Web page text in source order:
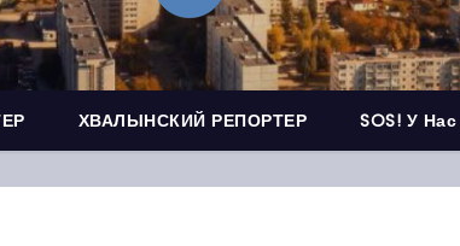
ХВАЛЫНСКИЙ РЕПОРТЕР SOS! У